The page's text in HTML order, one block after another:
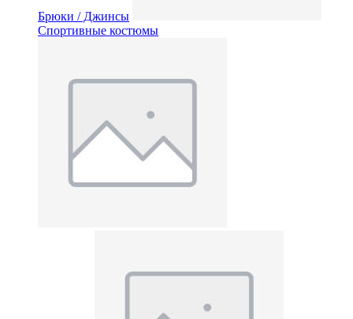
Брюки / Джинсы
Спортивные костюмы